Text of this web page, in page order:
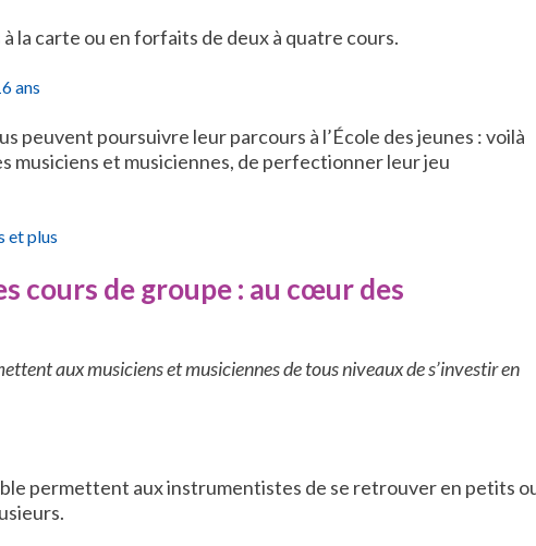
la carte ou en forfaits de deux à quatre cours.
ans
peuvent poursuivre leur parcours à l’École des jeunes : voilà
musiciens et musiciennes, de perfectionner leur jeu
et plus
cours de groupe : au cœur des
aux musiciens et musiciennes de tous niveaux de s’investir en
permettent aux instrumentistes de se retrouver en petits